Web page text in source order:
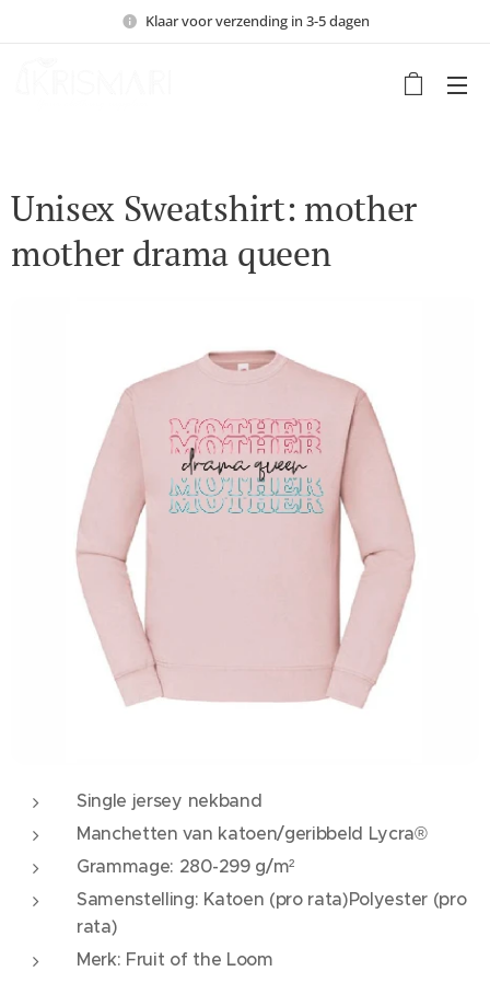
Klaar voor verzending in 3-5 dagen
Unisex Sweatshirt: mother
mother drama queen
Single jersey nekband
Manchetten van katoen/geribbeld Lycra®
Grammage: 280-299 g/m²
Samenstelling: Katoen (pro rata)Polyester (pro
rata)
Merk: Fruit of the Loom